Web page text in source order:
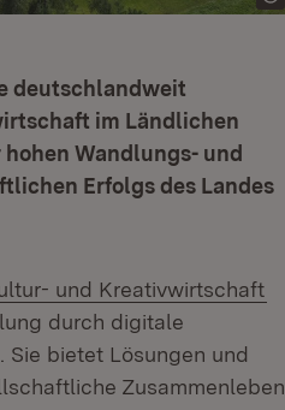
deutschlandweit
im Ländlichen
Wandlungs- und
Erfolgs des Landes
und Kreativwirtschaft
durch digitale
bietet Lösungen und
Zusammenleben.